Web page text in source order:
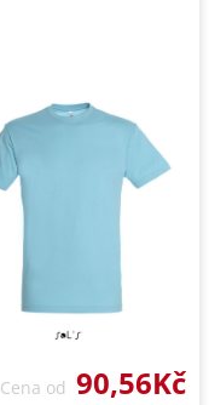
Cena od 90,56Kč